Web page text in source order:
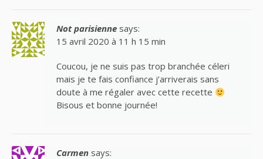
Not parisienne says:
15 avril 2020 à 11 h 15 min
Coucou, je ne suis pas trop branchée céleri
mais je te fais confiance j’arriverais sans
doute à me régaler avec cette recette
Bisous et bonne journée!
Carmen says: